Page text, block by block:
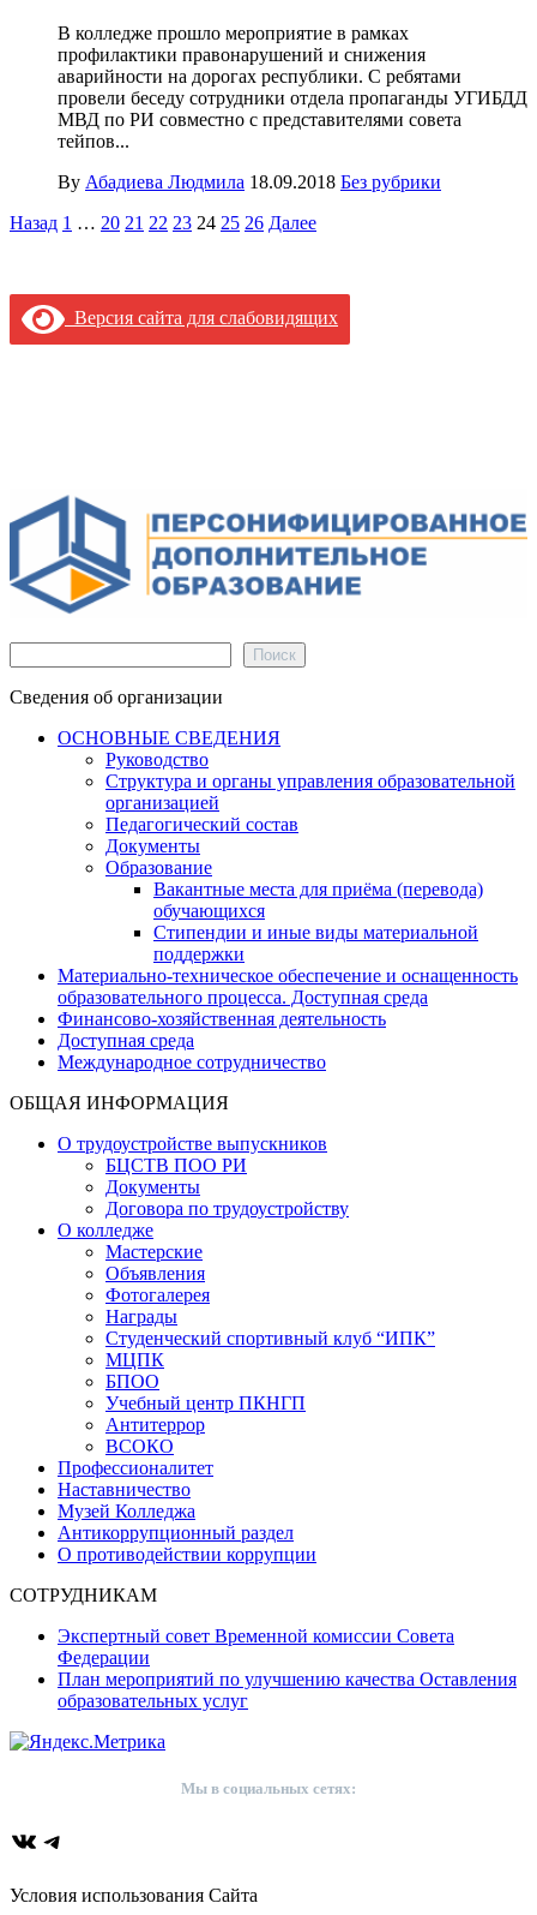
В колледже прошло мероприятие в рамках
профилактики правонарушений и снижения
аварийности на дорогах республики. С ребятами
провели беседу сотрудники отдела пропаганды УГИБДД
МВД по РИ совместно с представителями совета
тейпов...
By Абадиева Людмила 18.09.2018 Без рубрики
Пагинация
Назад 1 … 20 21 22 23 24 25 26 Далее
Версия сайта для слабовидящих
Поиск
Сведения об организации
ОСНОВНЫЕ СВЕДЕНИЯ
Руководство
Структура и органы управления образовательной
организацией
Педагогический состав
Документы
Образование
Вакантные места для приёма (перевода)
обучающихся
Стипендии и иные виды материальной
поддержки
Материально-техническое обеспечение и оснащенность
образовательного процесса. Доступная среда
Финансово-хозяйственная деятельность
Доступная среда
Международное сотрудничество
ОБЩАЯ ИНФОРМАЦИЯ
О трудоустройстве выпускников
БЦСТВ ПОО РИ
Документы
Договора по трудоустройству
О колледже
Мастерские
Объявления
Фотогалерея
Награды
Студенческий спортивный клуб “ИПК”
МЦПК
БПОО
Учебный центр ПКНГП
Антитеррор
ВСОКО
Профессионалитет
Наставничество
Музей Колледжа
Антикоррупционный раздел
О противодействии коррупции
СОТРУДНИКАМ
Экспертный совет Временной комиссии Совета
Федерации
План мероприятий по улучшению качества Оставления
образовательных услуг
Мы в социальных сетях:
ВКонтакте
Telegram
Условия использования Сайта